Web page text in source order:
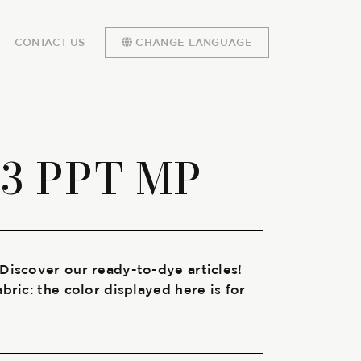
CONTACT US CHANGE LANGUAGE
PPT MP
our ready-to-dye articles!
the color displayed here is for